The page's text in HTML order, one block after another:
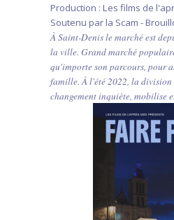
Production : Les films de
Soutenu par la Scam -
À Saint-Denis le marché est
la ville. Grand marché
qu'importe son parcours, pour
famille. À l'été 2022, la division
changement inquiète, mobilise